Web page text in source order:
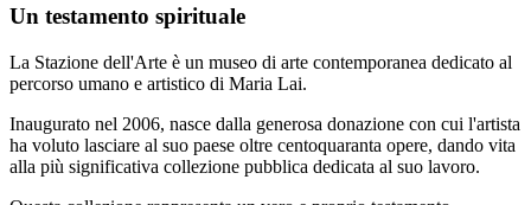
Un testamento spirituale
La Stazione dell'Arte è un museo di arte contemporanea dedicato al
percorso umano e artistico di Maria Lai.
Inaugurato nel 2006, nasce dalla generosa donazione con cui l'artista
ha voluto lasciare al suo paese oltre centoquaranta opere, dando vita
alla più significativa collezione pubblica dedicata al suo lavoro.